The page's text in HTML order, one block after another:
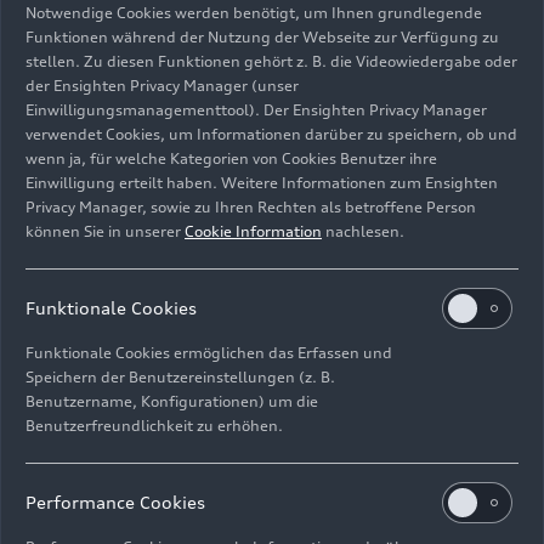
Audi R26 #27, Nico Hülkenberg
Bild-Nr: A260537 · Copyright: Audi Revolut F1 Team
Rechte: Verwendung für Pressezwecke honorarfrei
ImpressumRechtliches
Hinweisgebersystem
Notwendige Cookies werden benötigt, um Ihnen grundlegende
Funktionen während der Nutzung der Webseite zur Verfügung zu
stellen. Zu diesen Funktionen gehört z. B. die Videowiedergabe oder
der Ensighten Privacy Manager (unser
Einwilligungsmanagementtool). Der Ensighten Privacy Manager
verwendet Cookies, um Informationen darüber zu speichern, ob und
wenn ja, für welche Kategorien von Cookies Benutzer ihre
Einwilligung erteilt haben. Weitere Informationen zum Ensighten
Privacy Manager, sowie zu Ihren Rechten als betroffene Person
können Sie in unserer Cookie Information nachlesen.
Funktionale Cookies
Funktionale Cookies ermöglichen das Erfassen und
Speichern der Benutzereinstellungen (z. B.
Benutzername, Konfigurationen) um die
Benutzerfreundlichkeit zu erhöhen.
Performance Cookies